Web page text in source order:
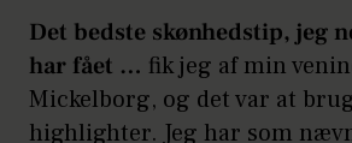
Det bedste skønhedstip, jeg
har fået … fik jeg af min
Mickelborg, og det var at
highlighter. Jeg har som